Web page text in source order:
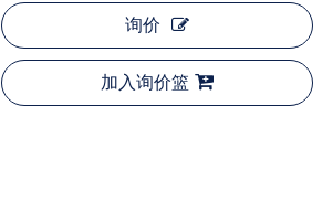
询价
加入询价篮